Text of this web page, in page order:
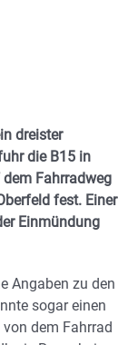
dreister
die B15 in
Fahrradweg
fest. Einer
Einmündung
Angaben zu den
sogar einen
dem Fahrrad